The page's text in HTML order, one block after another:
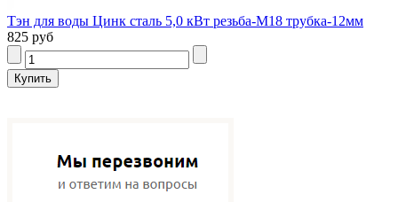
Тэн для воды Цинк сталь 5,0 кВт резьба-М18 трубка-12мм
825 руб